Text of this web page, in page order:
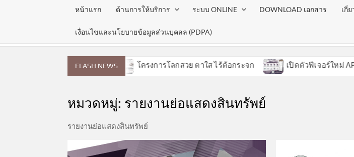
หน้าแรก ด้านการให้บริการ ระบบ ONLINE DOWNLOAD เอกสาร เกี่
เงื่อนไขและนโยบายข้อมูลส่วนบุคลล (PDPA)
FLASH NEWS
ะจำเดือนสิงหาคม 2569 โครงการโลกสวย ตาใส ไร้ต้อกระจก เปิดตัวฟีเจอร์ใหม่ APP
หมวดหมู่: รายงานย่อแสดงสินทรัพย์
รายงานย่อแสดงสินทรัพย์